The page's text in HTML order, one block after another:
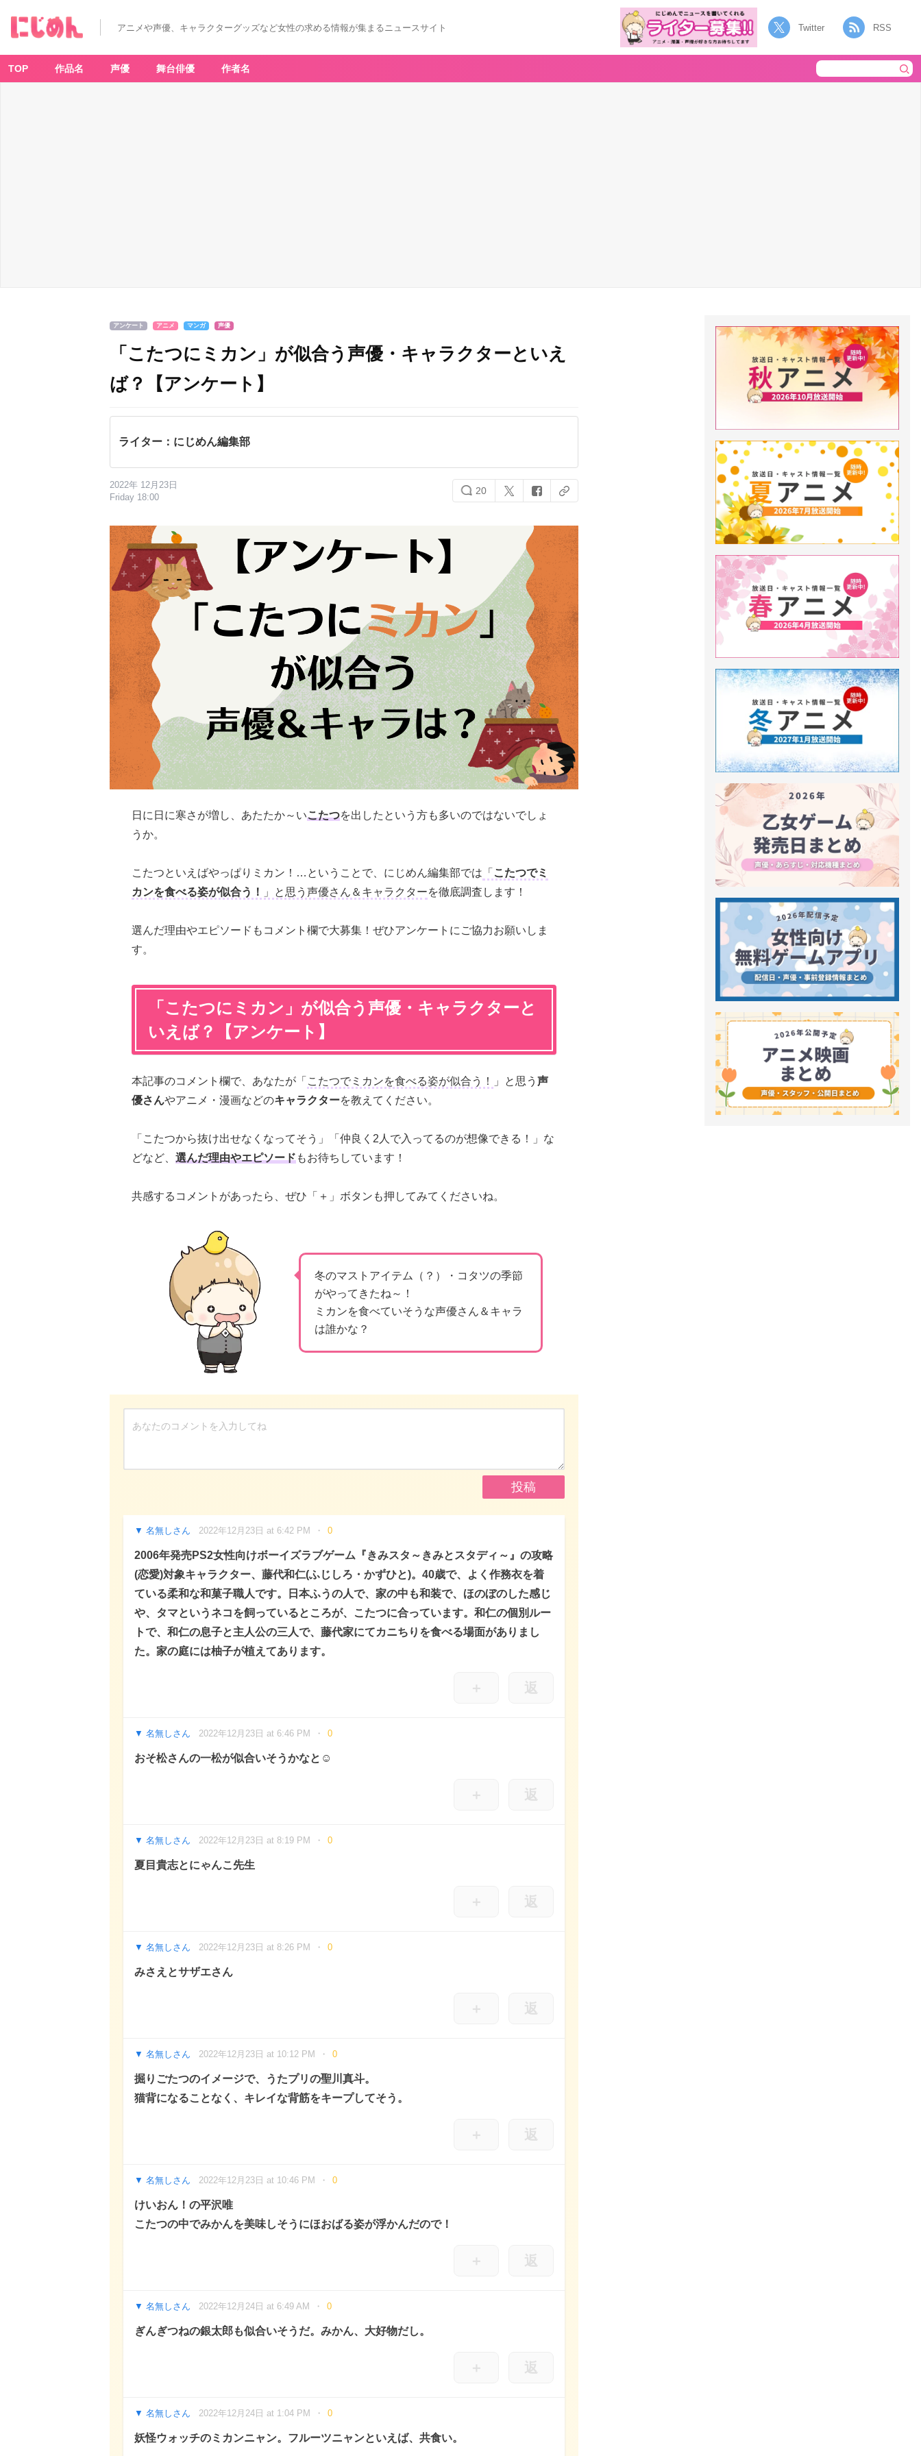
アニメや声優、キャラクターグッズなど女性の求める情報が集まるニュースサイト Twitter RSS
TOP 作品名 声優 舞台俳優 作者名
アンケート アニメ マンガ 声優
「こたつにミカン」が似合う声優・キャラクターといえ
ば？【アンケート】
ライター：にじめん編集部
2022年 12月23日
Friday 18:00
20
日に日に寒さが増し、あたたか～いこたつを出したという方も多いのではないでしょ
うか。
こたつといえばやっぱりミカン！…ということで、にじめん編集部では 「 こたつでミ
カンを食べる姿が似合う！
」と思う声優さん＆キャラクターを徹底調査します！
選んだ理由やエピソードもコメント欄で大募集！ぜひアンケートにご協力お願いしま
す。
「こたつにミカン」が似合う声優・キャラクターと
いえば？【アンケート】
本記事のコメント欄で、あなたが「 こたつでミカンを食べる姿が似合う！ 」と思う 声
優さんやアニメ・漫画などのキャラクターを教えてください。
「こたつから抜け出せなくなってそう」「仲良く2人で入ってるのが想像できる！」な
どなど、 選んだ理由やエピソードもお待ちしています！
共感するコメントがあったら、ぜひ「＋」ボタンも押してみてくださいね。
冬のマストアイテム（？）・コタツの季節
がやってきたね～！
ミカンを食べていそうな声優さん＆キャラ
は誰かな？
名無しさん 2022年12月23日 at 6:42 PM 0
2006年発売PS2女性向けボーイズラブゲーム『きみスタ～きみとスタディ～』の攻略
(恋愛)対象キャラクター、藤代和仁(ふじしろ・かずひと)。40歳で、よく作務衣を着
ている柔和な和菓子職人です。日本ふうの人で、家の中も和装で、ほのぼのした感じ
や、タマというネコを飼っているところが、こたつに合っています。和仁の個別ルー
トで、和仁の息子と主人公の三人で、藤代家にてカニちりを食べる場面がありまし
た。家の庭には柚子が植えてあります。
＋ 返
名無しさん 2022年12月23日 at 6:46 PM 0
おそ松さんの一松が似合いそうかなと☺️
＋ 返
名無しさん 2022年12月23日 at 8:19 PM 0
夏目貴志とにゃんこ先生
＋ 返
名無しさん 2022年12月23日 at 8:26 PM 0
みさえとサザエさん
＋ 返
名無しさん 2022年12月23日 at 10:12 PM 0
掘りごたつのイメージで、うたプリの聖川真斗。
猫背になることなく、キレイな背筋をキープしてそう。
＋ 返
名無しさん 2022年12月23日 at 10:46 PM 0
けいおん！の平沢唯
こたつの中でみかんを美味しそうにほおばる姿が浮かんだので！
＋ 返
名無しさん 2022年12月24日 at 6:49 AM 0
ぎんぎつねの銀太郎も似合いそうだ。みかん、大好物だし。
＋ 返
名無しさん 2022年12月24日 at 1:04 PM 0
妖怪ウォッチのミカンニャン。フルーツニャンといえば、共食い。